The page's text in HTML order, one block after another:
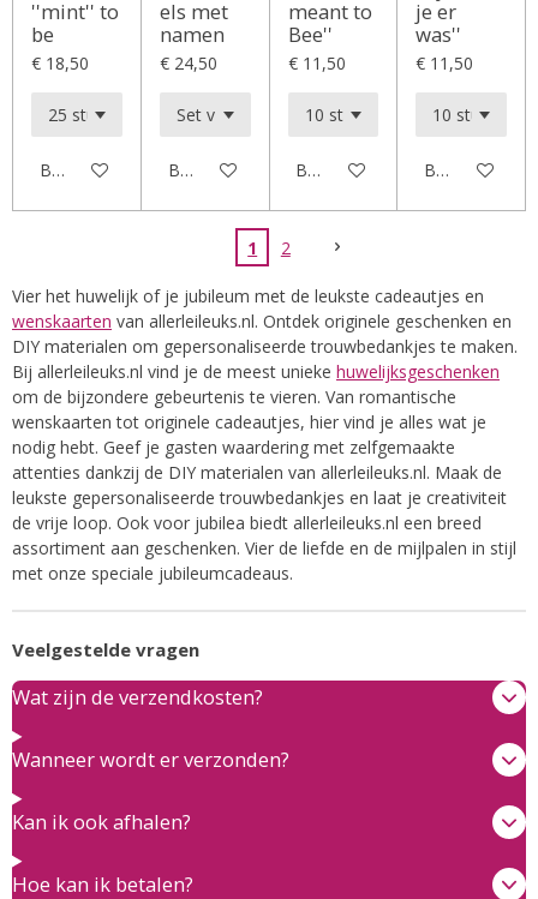
''mint'' to
be
€ 18,50
Bekijk details
els met
namen
€ 24,50
Bekijk details
meant to
Bee''
€ 11,50
Bekijk details
je er
was''
€ 11,50
Bekijk details
1 2
Vier het huwelijk of je jubileum met de leukste cadeautjes en
wenskaarten van allerleileuks.nl. Ontdek originele geschenken en
DIY materialen om gepersonaliseerde trouwbedankjes te maken.
Bij allerleileuks.nl vind je de meest unieke huwelijksgeschenken
om de bijzondere gebeurtenis te vieren. Van romantische
wenskaarten tot originele cadeautjes, hier vind je alles wat je
nodig hebt. Geef je gasten waardering met zelfgemaakte
attenties dankzij de DIY materialen van allerleileuks.nl. Maak de
leukste gepersonaliseerde trouwbedankjes en laat je creativiteit
de vrije loop. Ook voor jubilea biedt allerleileuks.nl een breed
assortiment aan geschenken. Vier de liefde en de mijlpalen in stijl
met onze speciale jubileumcadeaus.
Veelgestelde vragen
Wat zijn de verzendkosten?
Wanneer wordt er verzonden?
Kan ik ook afhalen?
Hoe kan ik betalen?